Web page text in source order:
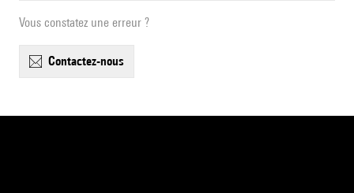
Vous constatez une erreur ?
contactez-nous